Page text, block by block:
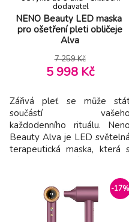
NENO Beauty LED maska ​​
pro ošetření pleti obličeje
Alva
dodavatel
7 259 Kč
5 998 Kč
Zářivá pleť se může
součástí vašeho
každodenního rituálu. Neno
Beauty Alva je LED světelná
terapeutická maska, která
rovnoměrné a
výsledky. Tři režimy –
rozjasňující, omlazující a
-17%